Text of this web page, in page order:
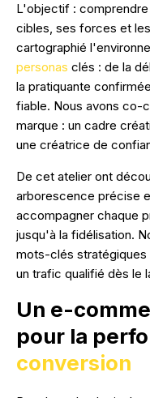
L'objectif :
cibles, ses forces et
cartographié
personas clés : de la
la pratiquante
fiable. Nous avons co-
marque : un cadre
une créatrice de
De cet atelier ont
arborescence précise
accompagner chaque
jusqu'à la fidélisation.
mots-clés stratégiques
un trafic qualifié dès le
Un e-
pour la
conversion